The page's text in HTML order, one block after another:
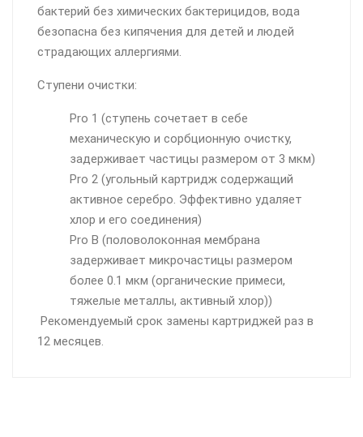
бактерий без химических бактерицидов, вода
безопасна без кипячения для детей и людей
страдающих аллергиями.
Ступени очистки:
Pro 1 (ступень сочетает в себе
механическую и сорбционную очистку,
задерживает частицы размером от 3 мкм)
Pro 2 (угольный картридж содержащий
активное серебро. Эффективно удаляет
хлор и его соединения)
Pro B (половолоконная мембрана
задерживает микрочастицы размером
более 0.1 мкм (органические примеси,
тяжелые металлы, активный хлор))
Рекомендуемый срок замены картриджей раз в
12 месяцев.